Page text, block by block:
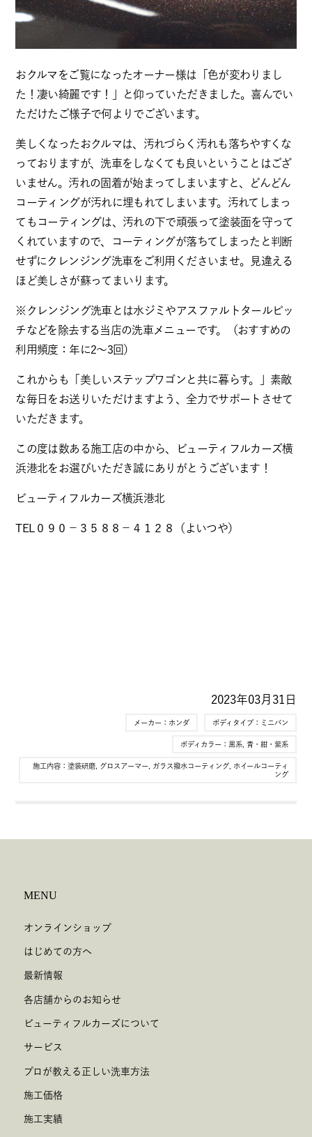
おクルマをご覧になったオーナー様は「色が変わりまし
た！凄い綺麗です！」と仰っていただきました。喜んでい
ただけたご様子で何よりでございます。
美しくなったおクルマは、汚れづらく汚れも落ちやすくな
っておりますが、洗車をしなくても良いということはござ
いません。汚れの固着が始まってしまいますと、どんどん
コーティングが汚れに埋もれてしまいます。汚れてしまっ
てもコーティングは、汚れの下で頑張って塗装面を守って
くれていますので、コーティングが落ちてしまったと判断
せずにクレンジング洗車をご利用くださいませ。見違える
ほど美しさが蘇ってまいります。
※クレンジング洗車とは水ジミやアスファルトタールピッ
チなどを除去する当店の洗車メニューです。（おすすめの
利用頻度：年に2～3回）
これからも「美しいステップワゴンと共に暮らす。」素敵
な毎日をお送りいただけますよう、全力でサポートさせて
いただきます。
この度は数ある施工店の中から、ビューティフルカーズ横
浜港北をお選びいただき誠にありがとうございます！
ビューティフルカーズ横浜港北
TEL０９０－３５８８－４１２８（よいつや）
2023年03月31日
メーカー： ホンダ ボディタイプ： ミニバン
ボディカラー： 黒系, 青・紺・紫系
施工内容： 塗装研磨, グロスアーマー, ガラス撥水コーティング, ホイールコーティ
ング
MENU
オンラインショップ
はじめての方へ
最新情報
各店舗からのお知らせ
ビューティフルカーズについて
サービス
プロが教える正しい洗車方法
施工価格
施工実績